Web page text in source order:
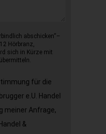
abschicken“–
Hörbranz,
sich in Kürze mit
für die
e.U. Handel
meiner Anfrage,
&